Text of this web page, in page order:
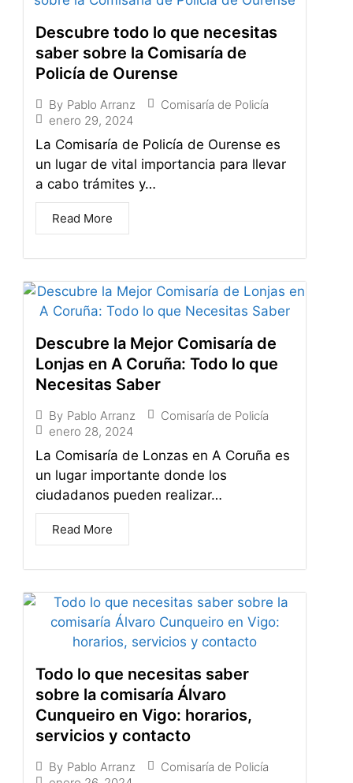
Descubre todo lo que necesitas
saber sobre la Comisaría de
Policía de Ourense
By Pablo Arranz
Comisaría de Policía
enero 29, 2024
La Comisaría de Policía de Ourense es
un lugar de vital importancia para llevar
a cabo trámites y…
Read More
Descubre la Mejor Comisaría de
Lonjas en A Coruña: Todo lo que
Necesitas Saber
By Pablo Arranz
Comisaría de Policía
enero 28, 2024
La Comisaría de Lonzas en A Coruña es
un lugar importante donde los
ciudadanos pueden realizar…
Read More
Todo lo que necesitas saber
sobre la comisaría Álvaro
Cunqueiro en Vigo: horarios,
servicios y contacto
By Pablo Arranz
Comisaría de Policía